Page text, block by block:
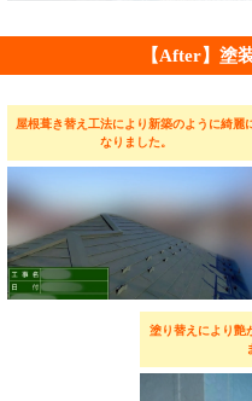
【After】塗
屋根葺き替え工法により新築のように綺麗
なりました。
塗り替えにより艶